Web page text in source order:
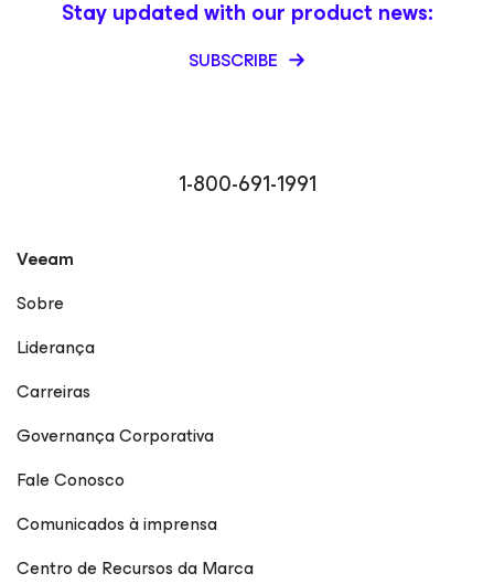
1-800-691-1991
Stay updated with our product news:
SUBSCRIBE
Veeam
Sobre
Liderança
Carreiras
Governança Corporativa
Fale Conosco
Comunicados à imprensa
Centro de Recursos da Marca